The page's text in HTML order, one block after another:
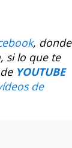
, donde
si lo que te
YOUTUBE
de